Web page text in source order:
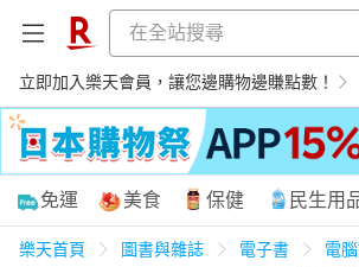
立即加入樂天會員，讓您邊購物邊賺點數！
購物網分類
免運 美食 保健 民生用
樂天首頁 圖書與雜誌 電子書 電